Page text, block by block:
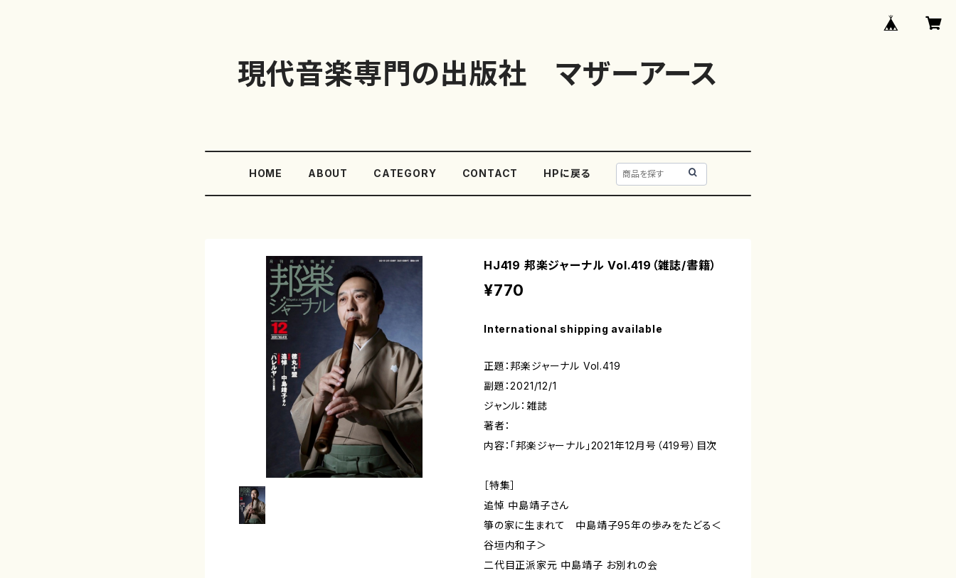
現代音楽専門の出版社 マザーアース
HOME ABOUT CATEGORY CONTACT HPに戻る
HJ419 邦楽ジャーナル Vol.419（雑誌/書籍）
¥770
International shipping available
正題：邦楽ジャーナル Vol.419
副題：2021/12/1
ジャンル：雑誌
著者：
内容：「邦楽ジャーナル」2021年12月号（419号）目次
［特集］
追悼 中島靖子さん
箏の家に生まれて 中島靖子95年の歩みをたどる＜
谷垣内和子＞
二代目正派家元 中島靖子 お別れの会